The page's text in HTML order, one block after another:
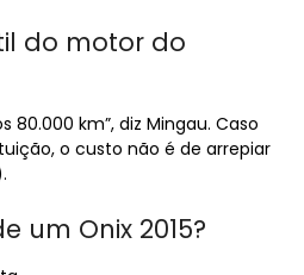
do motor do
80.000 km”, diz Mingau. Caso
o custo não é de arrepiar
um Onix 2015?